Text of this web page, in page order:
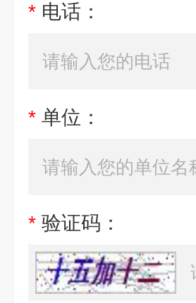
* 电话：
* 单位：
* 验证码：